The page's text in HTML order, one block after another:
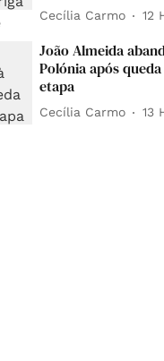
Cecília Carmo 12
João Almeida
Polónia após
etapa
Cecília Carmo 13